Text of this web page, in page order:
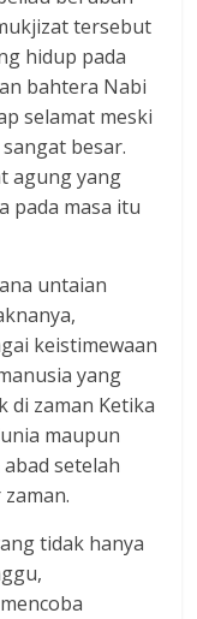
tersebut
hidup pada
bahtera Nabi
selamat meski
besar.
agung yang
pada masa itu
untaian
keistimewaan
yang
di zaman Ketika
maupun
setelah
tidak hanya